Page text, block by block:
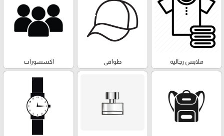
ملابس رجالية طواقي اكسسورات